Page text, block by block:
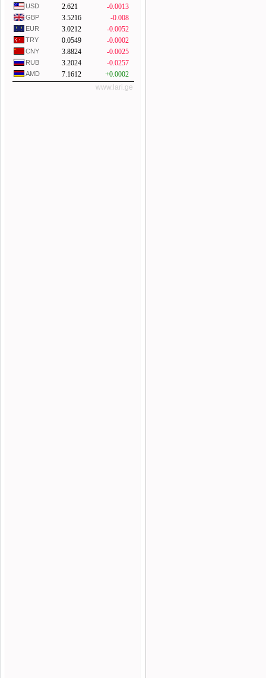
USD 2.621 -0.0013
GBP 3.5216 -0.008
EUR 3.0212 -0.0052
TRY 0.0549 -0.0002
CNY 3.8824 -0.0025
RUB 3.2024 -0.0257
AMD 7.1612
+0.0002
www.lari.ge